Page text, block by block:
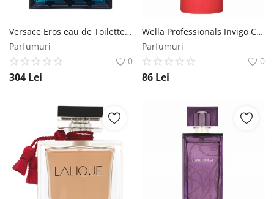
Versace Eros eau de Toilette pentru barbati 100 ml Versace
Parfumuri
0
304 Lei
Wella Professionals Invigo Color Brilliance Vibrant Color Conditioner balsam pentru păr aspru si colorat 1000 ml Wella Professionals
Parfumuri
0
86 Lei